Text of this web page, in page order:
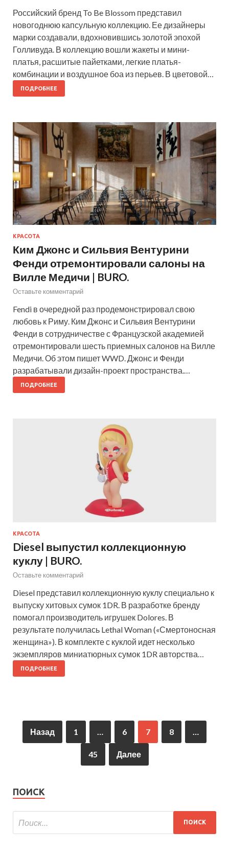
Российский бренд To Be Blossom представил
новогоднюю капсульную коллекцию. Ее дизайнеры
марки создавали, вдохновившись золотой эпохой
Голливуда. В коллекцию вошли жакеты и мини-
платья, расшитые пайетками, легкие платья-
комбинации и воздушное боа из перьев. В цветовой…
ПОДРОБНЕЕ
КРАСОТА
Ким Джонс и Сильвия Вентурини
Фенди отремонтировали салоны на
Вилле Медичи | BURO.
Оставьте комментарий
Fendi в очередной раз продемонстрировал свою
любовь к Риму. Ким Джонс и Сильвия Вентурини
Фенди в сотрудничестве с Французской академией
отремонтировали шесть приемных салонов на Вилле
Медичи. Об этом пишет WWD. Джонс и Фенди
разрабатывали дизайн-проект пространства.…
ПОДРОБНЕЕ
КРАСОТА
Diesel выпустил коллекционную
куклу | BURO.
Оставьте комментарий
Diesel представил коллекционную куклу специально к
выпуску хитовых сумок 1DR. В разработке бренду
помогал производитель игрушек Dolores. В
результате получилась Lethal Woman («Смертоносная
женщина»). В комплекте с куклой идет несколько
экземпляров миниатюрных сумок 1DR авторства…
ПОДРОБНЕЕ
Назад 1 6 7 8
45 Далее
ПОИСК